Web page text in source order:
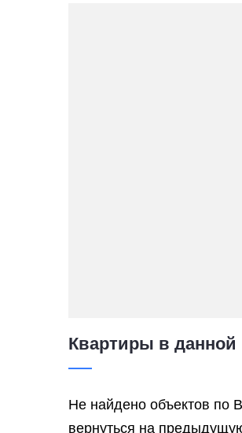
Квартиры в данной
Не найдено объектов по
вернуться на